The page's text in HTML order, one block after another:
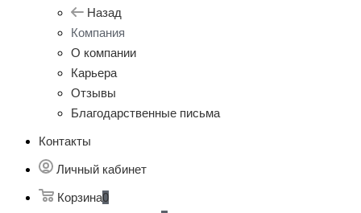
Назад
Компания
О компании
Карьера
Отзывы
Благодарственные письма
Контакты
Личный кабинет
Корзина0